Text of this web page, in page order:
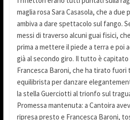
maglia rosa Sara Casasola, che a due
ambiva a dare spettacolo sul fango.
messi di traverso alcuni guai fisici,
prima a mettere il piede a terra e poi
già al secondo giro. Il tutto è capitato
Francesca Baroni, che ha tirato
equilibrista per danzare
la stella Guerciotti al trionfo sul
Promessa mantenuta: a Cantoira
ripresa presto e Francesca Baroni,